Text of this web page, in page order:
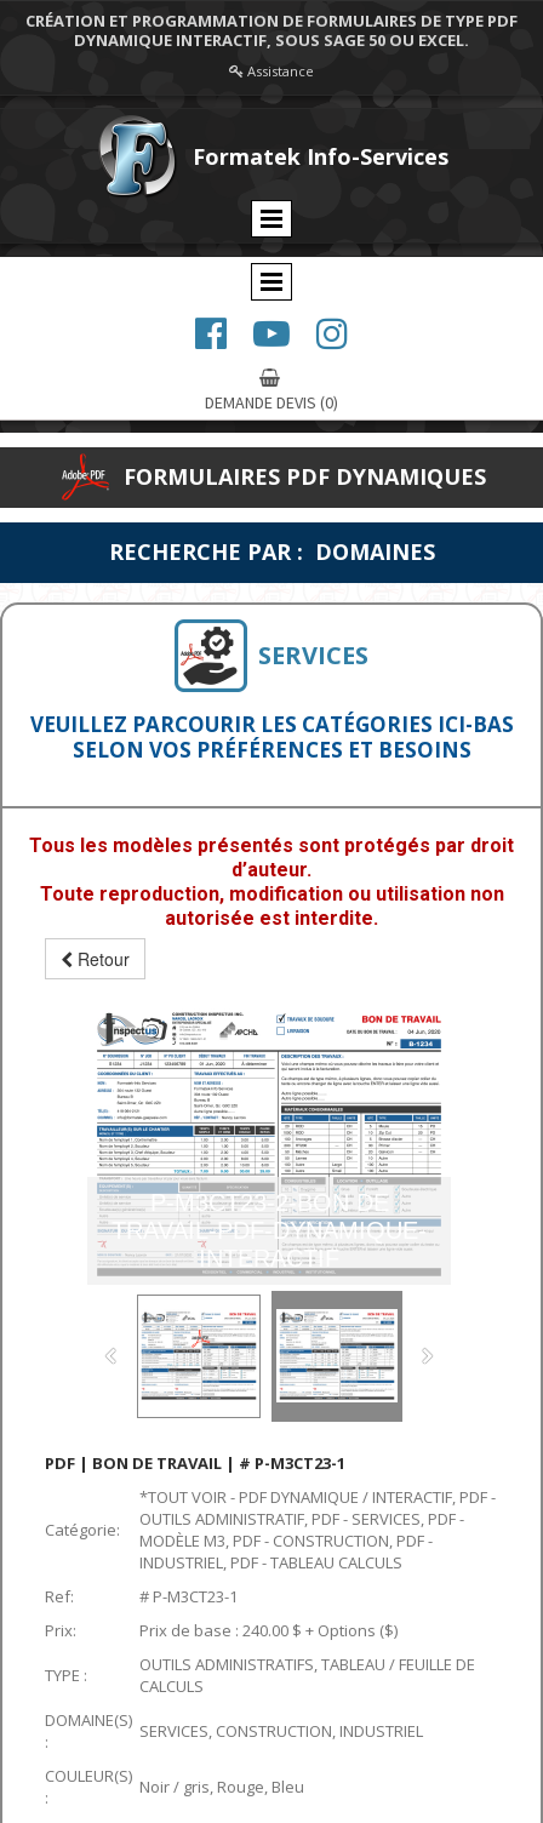
CRÉATION ET PROGRAMMATION DE FORMULAIRES DE TYPE PDF
DYNAMIQUE INTERACTIF, SOUS SAGE 50 OU EXCEL.
Assistance
Formatek Info-Services
  

DEMANDE DEVIS (0)
FORMULAIRES PDF DYNAMIQUES
RECHERCHE PAR : DOMAINES
SERVICES
VEUILLEZ PARCOURIR LES CATÉGORIES ICI-BAS
SELON VOS PRÉFÉRENCES ET BESOINS
Tous les modèles présentés sont protégés par droit
d’auteur.
Toute reproduction, modification ou utilisation non
autorisée est interdite.
Retour
P-M3CT23-2-BON DE
TRAVAIL-PDF-DYNAMIQUE-
INTERACTIF
PDF | BON DE TRAVAIL | # P-M3CT23-1
Catégorie:
*TOUT VOIR - PDF DYNAMIQUE / INTERACTIF, PDF -
OUTILS ADMINISTRATIF, PDF - SERVICES, PDF -
MODÈLE M3, PDF - CONSTRUCTION, PDF -
INDUSTRIEL, PDF - TABLEAU CALCULS
Ref:
# P-M3CT23-1
Prix:
Prix de base : 240.00 $ + Options ($)
TYPE :
OUTILS ADMINISTRATIFS, TABLEAU / FEUILLE DE
CALCULS
DOMAINE(S)
:
SERVICES, CONSTRUCTION, INDUSTRIEL
COULEUR(S)
:
Noir / gris, Rouge, Bleu